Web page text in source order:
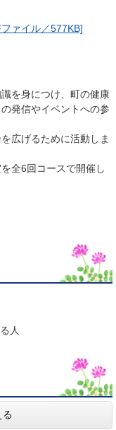
ァイル／577KB]
を身につけ、町の健康
発信やイベントへの参
広げるために活動しま
全6回コースで開催し
人
る